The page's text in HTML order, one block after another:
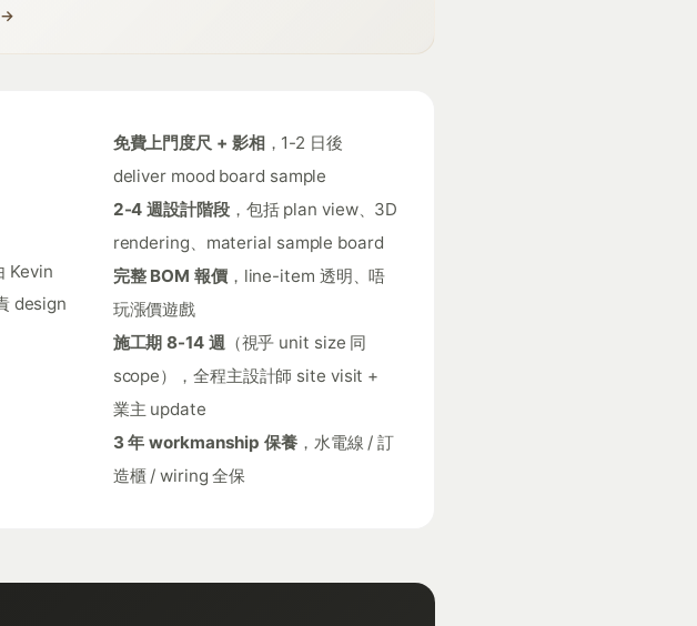
→
Kevin
design
免費上門度尺 + 影相 ，1-2 日後
deliver mood board sample
2-4 週設計階段，包括 plan view、3D
rendering、material sample board
完整 BOM 報價，line-item 透明、唔
玩漲價遊戲
施工期 8-14 週（視乎 unit size 同
scope），全程主設計師 site visit +
業主 update
3 年 workmanship 保養，水電線 / 訂
造櫃 / wiring 全保